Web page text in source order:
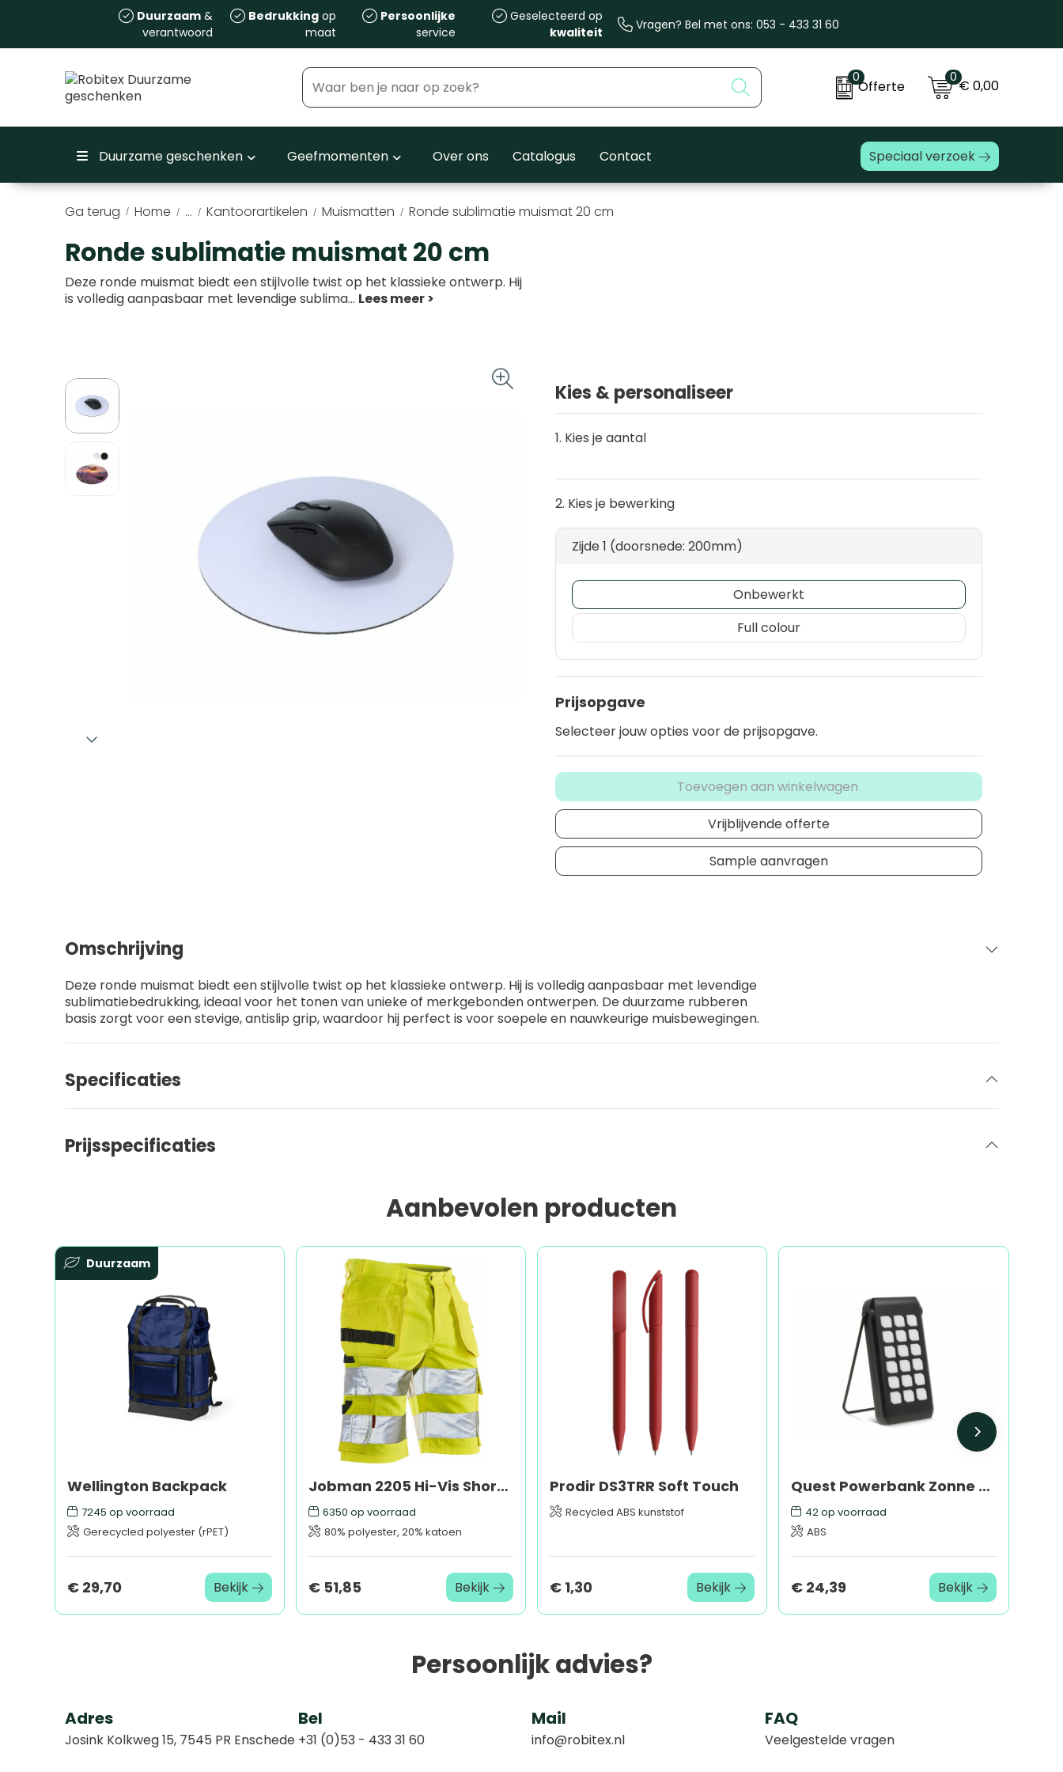
Duurzaam&
verantwoord
Bedrukkingop
maat
Persoonlijke
service
Geselecteerd op
kwaliteit
Vragen? Bel met ons: 053 - 433 31 60
0
Offerte
0€ 0,00
Duurzame geschenken Geefmomenten Over ons Catalogus Contact Speciaal verzoek
Ga terug / Home ... Kantoorartikelen Muismatten Ronde sublimatie muismat 20 cm
Ronde sublimatie muismat 20 cm
Deze ronde muismat biedt een stijlvolle twist op het klassieke ontwerp. Hij
is volledig aanpasbaar met levendige sublima...
Kies & personaliseer
1. Kies je aantal
2. Kies je bewerking
Zijde 1 (doorsnede: 200mm)
Onbewerkt
Full colour
Prijsopgave
Selecteer jouw opties voor de prijsopgave.
Toevoegen aan winkelwagen
Vrijblijvende offerte
Sample aanvragen
Omschrijving
Deze ronde muismat biedt een stijlvolle twist op het klassieke ontwerp. Hij is volledig aanpasbaar met levendige
sublimatiebedrukking, ideaal voor het tonen van unieke of merkgebonden ontwerpen. De duurzame rubberen
basis zorgt voor een stevige, antislip grip, waardoor hij perfect is voor soepele en nauwkeurige muisbewegingen.
Specificaties
Prijsspecificaties
Aanbevolen producten
Duurzaam
Wellington Backpack
7245 op voorraad
Gerecycled polyester (rPET)
€ 29,70 Bekijk
Jobman 2205 Hi-Vis Shorts HP
6350 op voorraad
80% polyester, 20% katoen
€ 51,85 Bekijk
Prodir DS3TRR Soft Touch
Recycled ABS kunststof
€ 1,30 Bekijk
Quest Powerbank Zonne Energie 10000mAh
42op voorraad
ABS
€ 24,39 Bekijk
Persoonlijk advies?
Adres
Josink Kolkweg 15, 7545 PR Enschede
Bel
+31 (0)53 - 433 31 60
Mail
info@robitex.nl
FAQ
Veelgestelde vragen